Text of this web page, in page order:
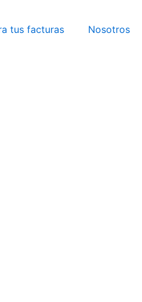
tus facturas Nosotros